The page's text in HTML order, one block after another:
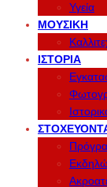
Υγεία
ΜΟΥΣΙΚΉ
ΙΣΤΟΡΊΑ